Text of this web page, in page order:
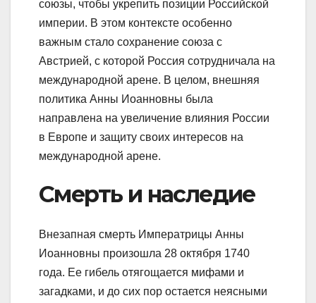
союзы, чтобы укрепить позиции Российской
империи. В этом контексте особенно
важным стало сохранение союза с
Австрией, с которой Россия сотрудничала на
международной арене. В целом, внешняя
политика Анны Иоанновны была
направлена на увеличение влияния России
в Европе и защиту своих интересов на
международной арене.
Смерть и наследие
Внезапная смерть Императрицы Анны
Иоанновны произошла 28 октября 1740
года. Ее гибель отягощается мифами и
загадками, и до сих пор остается неясными